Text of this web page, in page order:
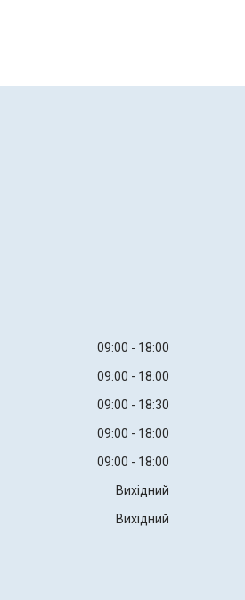
09:00
18:00
09:00
18:00
09:00
18:30
09:00
18:00
09:00
18:00
Вихідний
Вихідний